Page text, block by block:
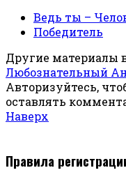
Ведь ты –
Победитель
Другие материалы
Любознательный
Авторизуйтесь,
оставлять
Наверх
Правила